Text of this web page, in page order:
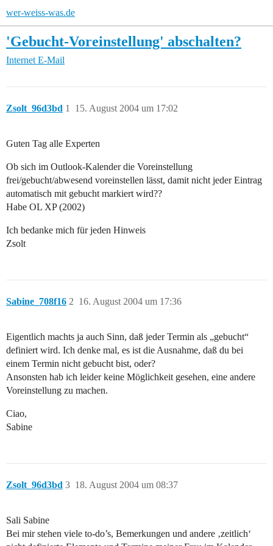
wer-weiss-was.de
'Gebucht-Voreinstellung' abschalten?
Internet E-Mail
Zsolt_96d3bd 15. August 2004 um 17:02
1
Guten Tag alle Experten
Ob sich im Outlook-Kalender die Voreinstellung
frei/gebucht/abwesend voreinstellen lässt, damit nicht jeder Eintrag
automatisch mit gebucht markiert wird??
Habe OL XP (2002)
Ich bedanke mich für jeden Hinweis
Zsolt
Sabine_708f16 16. August 2004 um 17:36
2
Eigentlich machts ja auch Sinn, daß jeder Termin als „gebucht“
definiert wird. Ich denke mal, es ist die Ausnahme, daß du bei
einem Termin nicht gebucht bist, oder?
Ansonsten hab ich leider keine Möglichkeit gesehen, eine andere
Voreinstellung zu machen.
Ciao,
Sabine
Zsolt_96d3bd 18. August 2004 um 08:37
3
Sali Sabine
Bei mir stehen viele to-do’s, Bemerkungen und andere ‚zeitlich‘